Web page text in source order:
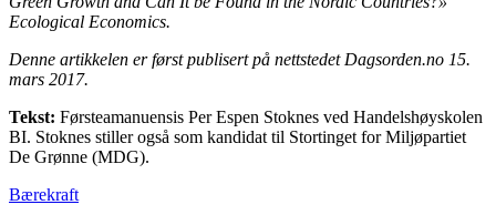
Ecological Economics.
Denne artikkelen er først publisert på nettstedet Dagsorden.no 15.
mars 2017.
Tekst: Førsteamanuensis Per Espen Stoknes ved Handelshøyskolen
BI. Stoknes stiller også som kandidat til Stortinget for Miljøpartiet
De Grønne (MDG).
Bærekraft